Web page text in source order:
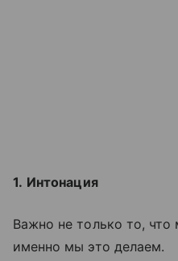
1. Интонация
Важно не только то,
именно мы это делаем.